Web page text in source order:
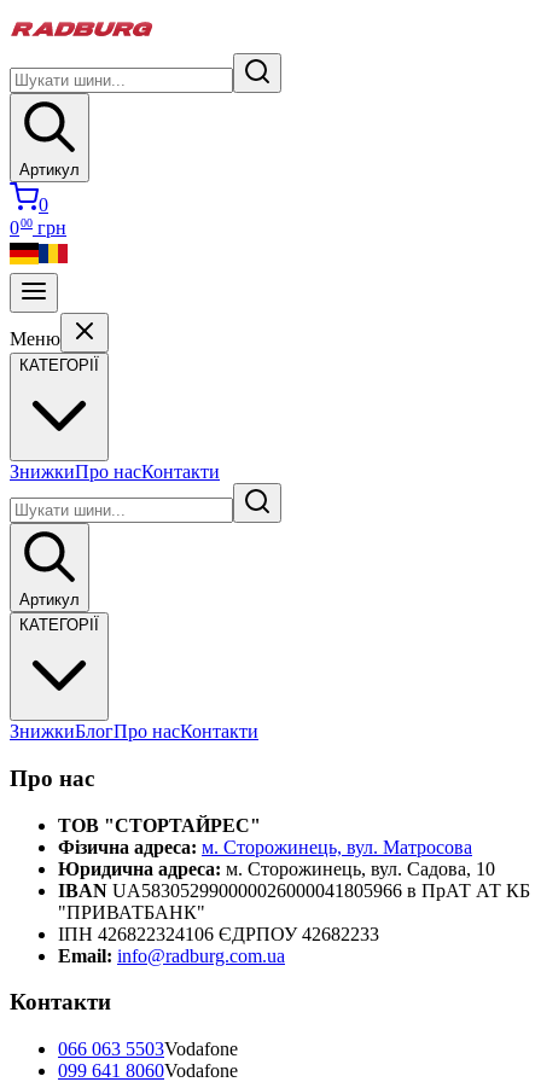
Артикул
0
000 грн
Меню
КАТЕГОРІЇ
ЗнижкиПро насКонтакти
Артикул
КАТЕГОРІЇ
ЗнижкиБлогПро насКонтакти
Про нас
ТОВ "СТОРТАЙРЕС"
Фізична адреса: м. Сторожинець, вул. Матросова
Юридична адреса: м. Сторожинець, вул. Садова, 10
IBAN UA583052990000026000041805966 в ПрАТ АТ КБ
"ПРИВАТБАНК"
ІПН 426822324106 ЄДРПОУ 42682233
Email: info@radburg.com.ua
Контакти
066 063 5503Vodafone
099 641 8060Vodafone